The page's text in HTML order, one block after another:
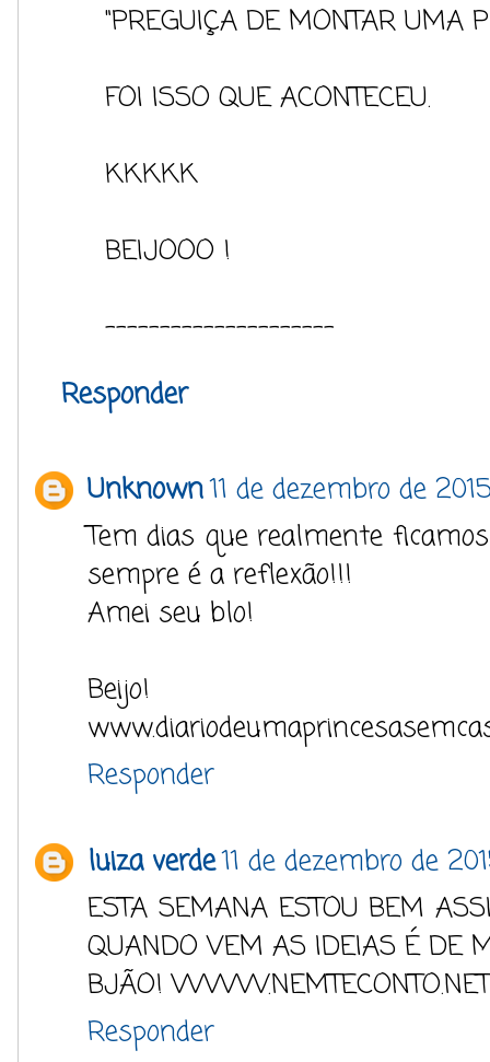
"PREGUIÇA DE MONTAR UMA
FOI ISSO QUE ACONTECEU.
KKKKK
BEIJOOO !
---------------------
Responder
Unknown11 de dezembro de
Tem dias que realmente
sempre é a reflexão!!!
Amei seu blo!
Beijo!
Responder
luiza verde11 de dezembro de
ESTA SEMANA ESTOU BEM
QUANDO VEM AS IDEIAS É DE
BJÃO! WWW.NEMTECONTO.NET
Responder